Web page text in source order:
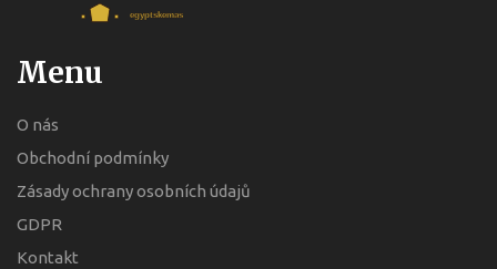
Menu
O nás
Obchodní podmínky
Zásady ochrany osobních údajů
GDPR
Kontakt